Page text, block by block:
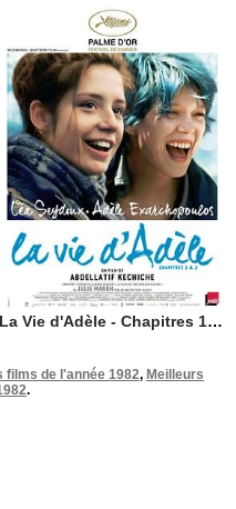
La Vie d'Adèle - Chapitres 1 et 2
films de l'année 1982, Meilleurs
.